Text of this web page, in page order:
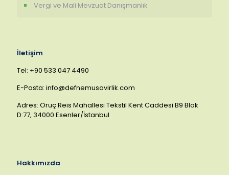
Vergi ve Mali Mevzuat Danışmanlık
İletişim
Tel: +90 533 047 4490
E-Posta: info@defnemusavirlik.com
Adres: Oruç Reis Mahallesi Tekstil Kent Caddesi B9 Blok
D:77, 34000 Esenler/İstanbul
Hakkımızda